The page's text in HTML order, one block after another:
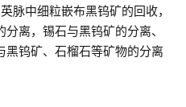
中细粒嵌布黑钨矿的回收，
离，锡石与黑钨矿的分离、
黑钨矿、石榴石等矿物的分离